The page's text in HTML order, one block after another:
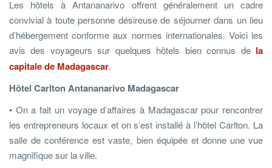
Les hôtels à Antananarivo offrent généralement un cadre
convivial à toute personne désireuse de séjourner dans un lieu
d’hébergement conforme aux normes internationales. Voici les
avis des voyageurs sur quelques hôtels bien connus de la
capitale de Madagascar.
Hôtel Carlton Antananarivo Madagascar
• On a fait un voyage d’affaires à Madagascar pour rencontrer
les entrepreneurs locaux et on s’est installé à l’hôtel Carlton. La
salle de conférence est vaste, bien équipée et donne une vue
magnifique sur la ville.